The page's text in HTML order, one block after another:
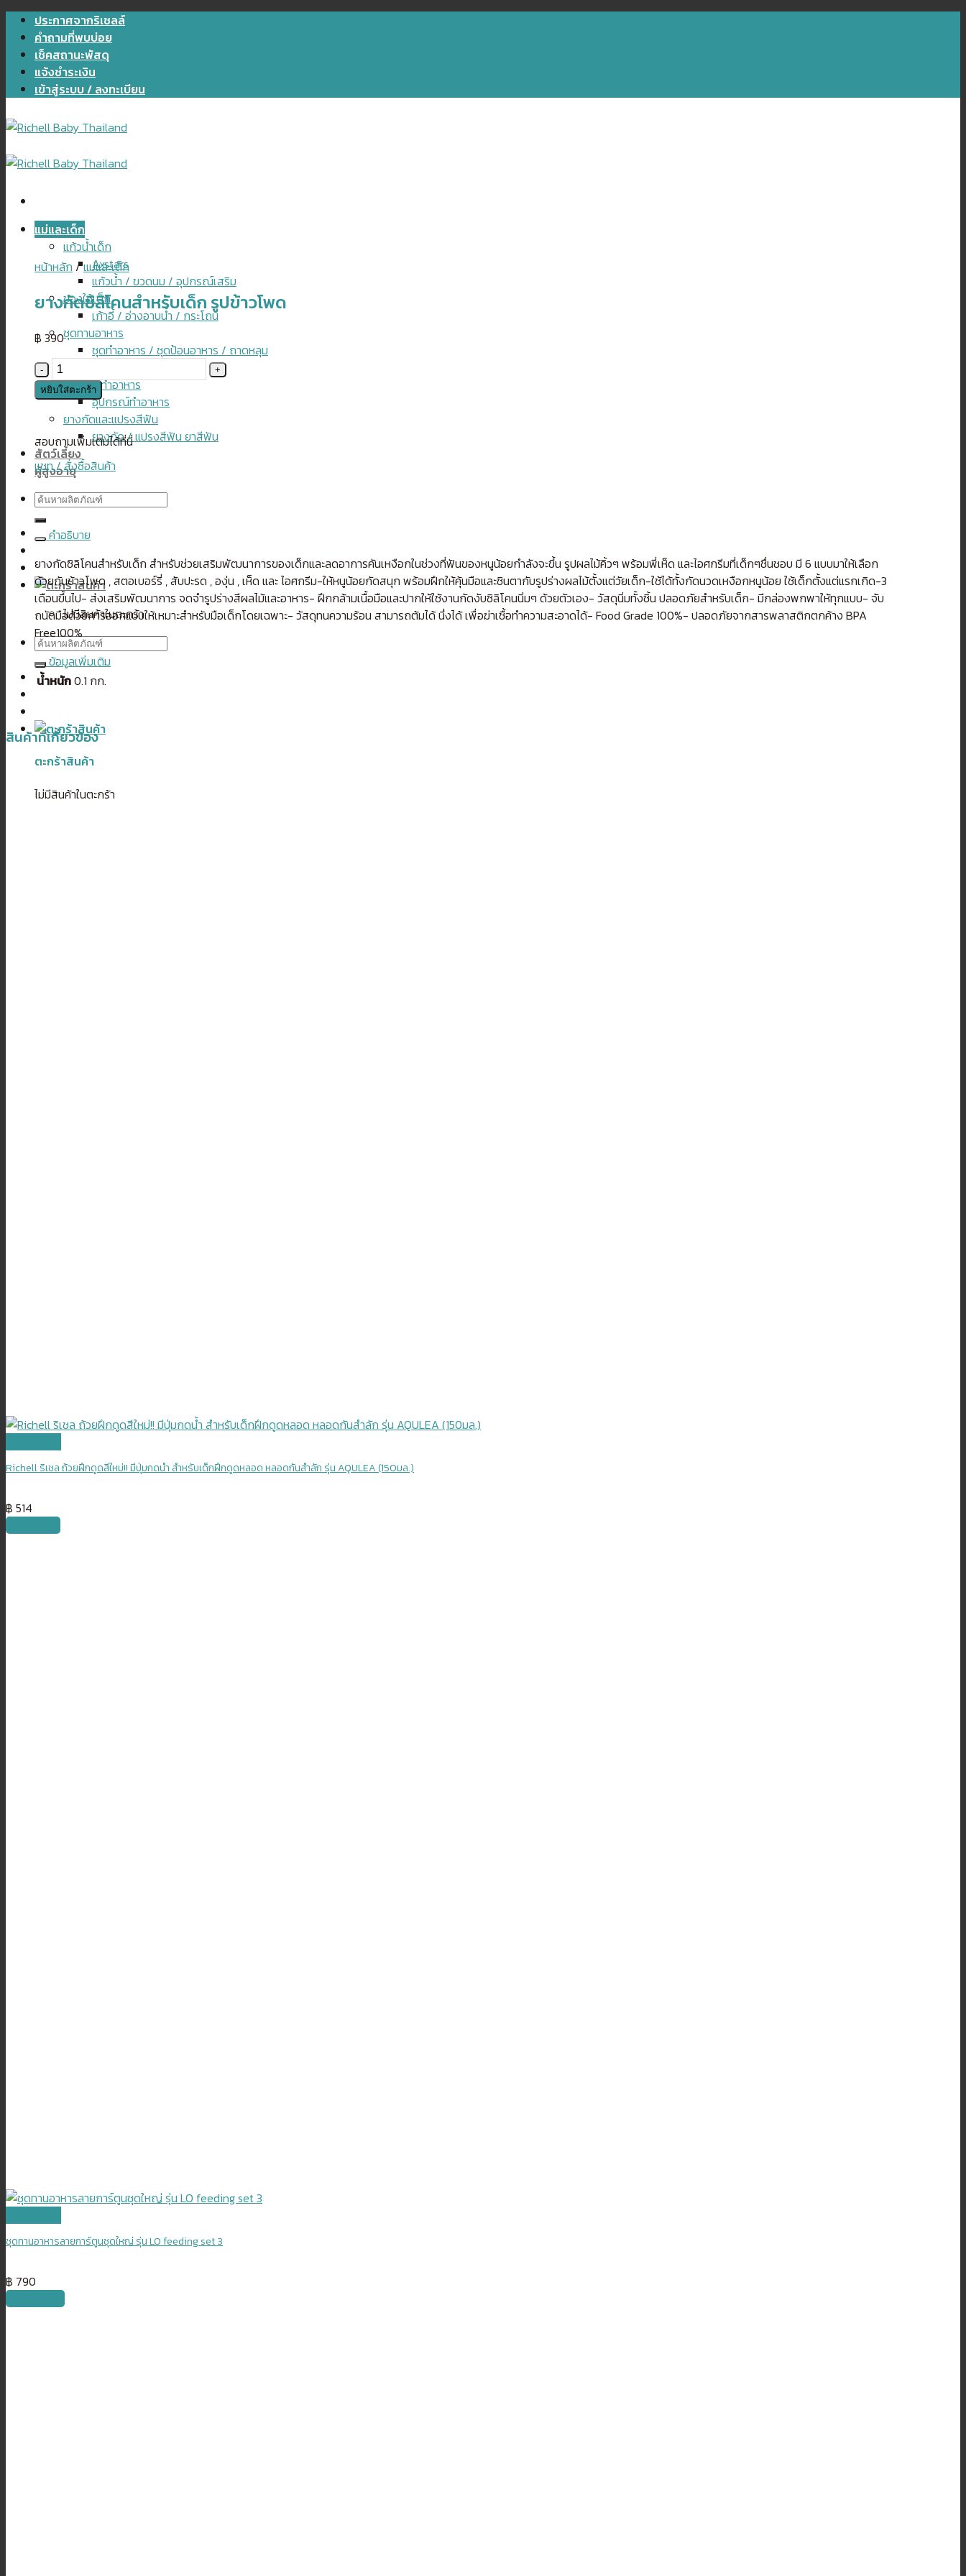
Skip
content
ประกาศจากริเชลล์
คำถามที่พบบ่อย
เช็คสถานะพัสดุ
แจ้งชำระเงิน
เข้าสู่ระบบ / ลงทะเบียน
แม่และเด็ก
แก้วน้ำเด็ก
Axstars
แก้วน้ำ / ขวดนม / อุปกรณ์เสริม
ของใช้เด็ก
เก้าอี้ / อ่างอาบน้ำ / กระโถน
ชุดทานอาหาร
ชุดทำอาหาร / ชุดป้อนอาหาร / ถาดหลุม
อุปกรณ์ทำอาหาร
อุปกรณ์ทำอาหาร
ยางกัดและแปรงสีฟัน
ยางกัด / แปรงสีฟัน ยาสีฟัน
สัตว์เลี้ยง
ผู้สูงอายุ
ค้นหา:
ไม่มีสินค้าในตะกร้า
ค้นหา:
ตะกร้าสินค้า
ไม่มีสินค้าในตะกร้า
หน้าหลัก /แม่และเด็ก
ยางกัดซิลิโคนสำหรับเด็ก รูปข้าวโพด
฿ 390
จำนวน
ยาง
กัด
ซิ
ลิ
โคน
สำหรับ
รูป
ชิ้น
หยิบใส่ตะกร้า
สอบถามเพิ่มเติมได้ที่นี่
แชท / สั่งซื้อสินค้า
คำอธิบาย
ยางกัดซิลิโคนสำหรับเด็ก สำหรับช่วยเสริมพัฒนาการของเด็กและลดอาการคันเหงือกในช่วงที่ฟันของหนูน้อยกำลังจะขึ้น รูปผลไม้คิ้วๆ พร้อมพี่เห็ด และไอศกรีมที่เด็กๆชื่นชอบ มี 6 แบบมาให้เลือก
ด้วยกันข้าวโพด , สตอเบอร์รี่ , สับปะรด , องุ่น , เห็ด และ ไอศกรีม-ให้หนูน้อยกัดสนุก พร้อมฝึกให้คุ้นมือและชินตากับรูปร่างผลไม้ตั้งแต่วัยเด็ก-ใช้ได้ทั้งกัดนวดเหงือกหนูน้อย ใช้เด็กตั้งแต่แรกเกิด-3
เดือนขึ้นไป- ส่งเสริมพัฒนาการ จดจำรูปร่างสีผลไม้และอาหาร- ฝึกกล้ามเนื้อมือและปากให้ใช้งานกัดงับซิลิโคนนิ่มๆ ด้วยตัวเอง- วัสดุนิ่มทั้งชิ้น ปลอดภัยสำหรับเด็ก- มีกล่องพกพาให้ทุกแบบ- จับ
ถนัดมือด้วยการออกแบบให้เหมาะสำหรับมือเด็กโดยเฉพาะ- วัสดุทนความร้อน สามารถต้มได้ นึ่งได้ เพื่อฆ่าเชื้อทำความสะอาดได้- Food Grade 100%- ปลอดภัยจากสารพลาสติกตกค้าง BPA
Free100%
ข้อมูลเพิ่มเติม
น้ำหนัก0.1 กก.
สินค้าที่เกี่ยวข้อง
Richell ริเชล ถ้วยฝึกดูดสีใหม่!! มีปุ่มกดน้ำ สำหรับเด็กฝึกดูดหลอด หลอดกันสำลัก รุ่น AQULEA (150มล.)
฿ 514
เลือกรูปแบบ
ชุดทานอาหารลายการ์ตูนชุดใหญ่ รุ่น LO feeding set 3
฿ 790
หยิบใส่ตะกร้า